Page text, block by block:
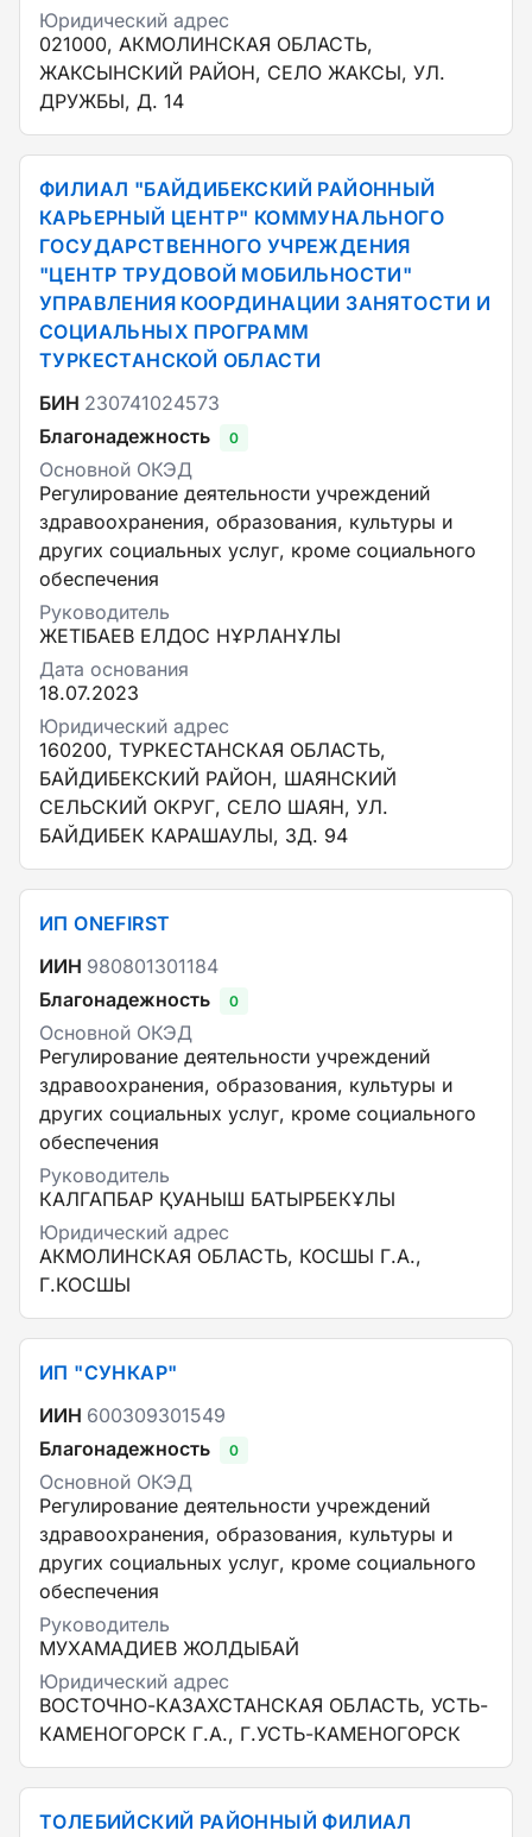
Юридический адрес
021000, АКМОЛИНСКАЯ ОБЛАСТЬ,
ЖАКСЫНСКИЙ РАЙОН, СЕЛО ЖАКСЫ, УЛ.
ДРУЖБЫ, Д. 14
ФИЛИАЛ "БАЙДИБЕКСКИЙ РАЙОННЫЙ
КАРЬЕРНЫЙ ЦЕНТР" КОММУНАЛЬНОГО
ГОСУДАРСТВЕННОГО УЧРЕЖДЕНИЯ
"ЦЕНТР ТРУДОВОЙ МОБИЛЬНОСТИ"
УПРАВЛЕНИЯ КООРДИНАЦИИ ЗАНЯТОСТИ И
СОЦИАЛЬНЫХ ПРОГРАММ
ТУРКЕСТАНСКОЙ ОБЛАСТИ
БИН 230741024573
Благонадежность
0
Основной ОКЭД
Регулирование деятельности учреждений
здравоохранения, образования, культуры и
других социальных услуг, кроме социального
обеспечения
Руководитель
ЖЕТІБАЕВ ЕЛДОС НҰРЛАНҰЛЫ
Дата основания
18.07.2023
Юридический адрес
160200, ТУРКЕСТАНСКАЯ ОБЛАСТЬ,
БАЙДИБЕКСКИЙ РАЙОН, ШАЯНСКИЙ
СЕЛЬСКИЙ ОКРУГ, СЕЛО ШАЯН, УЛ.
БАЙДИБЕК КАРАШАУЛЫ, ЗД. 94
ИП ONEFIRST
ИИН 980801301184
Благонадежность
0
Основной ОКЭД
Регулирование деятельности учреждений
здравоохранения, образования, культуры и
других социальных услуг, кроме социального
обеспечения
Руководитель
КАЛГАПБАР ҚУАНЫШ БАТЫРБЕКҰЛЫ
Юридический адрес
АКМОЛИНСКАЯ ОБЛАСТЬ, КОСШЫ Г.А.,
Г.КОСШЫ
ИП "СУНКАР"
ИИН 600309301549
Благонадежность
0
Основной ОКЭД
Регулирование деятельности учреждений
здравоохранения, образования, культуры и
других социальных услуг, кроме социального
обеспечения
Руководитель
МУХАМАДИЕВ ЖОЛДЫБАЙ
Юридический адрес
ВОСТОЧНО-КАЗАХСТАНСКАЯ ОБЛАСТЬ, УСТЬ-
КАМЕНОГОРСК Г.А., Г.УСТЬ-КАМЕНОГОРСК
ТОЛЕБИЙСКИЙ РАЙОННЫЙ ФИЛИАЛ